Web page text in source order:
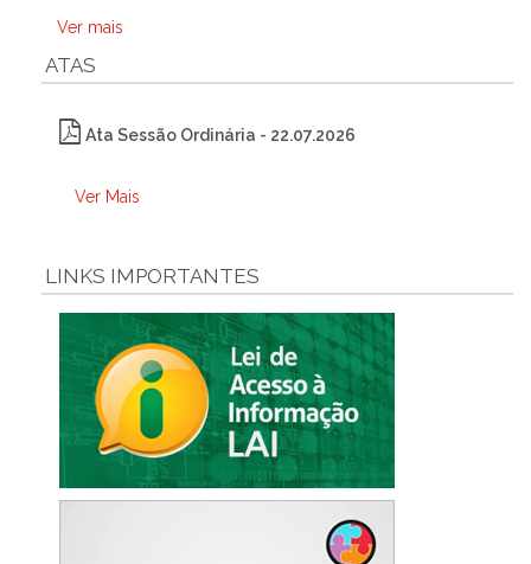
Ver mais
ATAS
Ata Sessão Ordinária - 22.07.2026
Ver Mais
LINKS IMPORTANTES